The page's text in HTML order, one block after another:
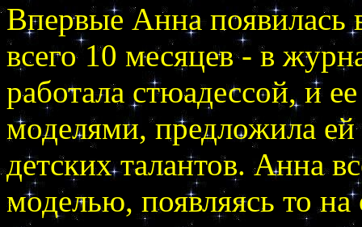
Впервые Анна появилась
всего 10 месяцев - в
работала стюадессой, и
моделями, предложила ей
детских талантов. Анна
моделью, появляясь то